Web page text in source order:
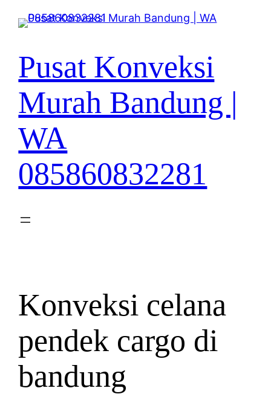
Lewati
Pusat Konveksi
Murah Bandung |
WA
085860832281
Konveksi celana
pendek cargo di
bandung